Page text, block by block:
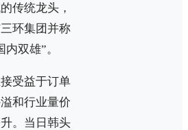
传统龙头，
环集团并称
内双雄”。
受益于订单
和行业量价
。当日韩头